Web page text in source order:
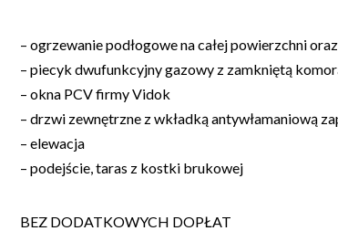
– ogrzewanie podłogowe na całej powierzchni
– piecyk dwufunkcyjny gazowy z zamkniętą
– okna PCV firmy Vidok
– drzwi zewnętrzne z wkładką antywłamaniową
– elewacja
– podejście, taras z kostki brukowej
BEZ DODATKOWYCH DOPŁAT